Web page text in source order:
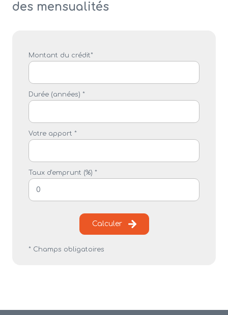
des mensualités
Montant du crédit*
Durée (années) *
Votre apport *
Taux d'emprunt (%) *
Calculer
* Champs obligatoires